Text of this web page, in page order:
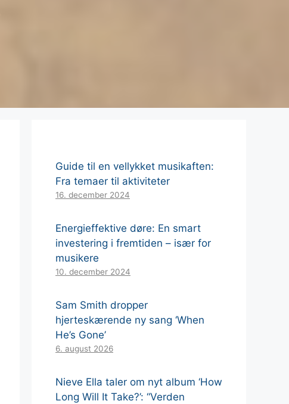
Guide til en vellykket musikaften:
Fra temaer til aktiviteter
16. december 2024
Energieffektive døre: En smart
investering i fremtiden – især for
musikere
10. december 2024
Sam Smith dropper
hjerteskærende ny sang ‘When
He’s Gone’
6. august 2026
Nieve Ella taler om nyt album ‘How
Long Will It Take?’: “Verden